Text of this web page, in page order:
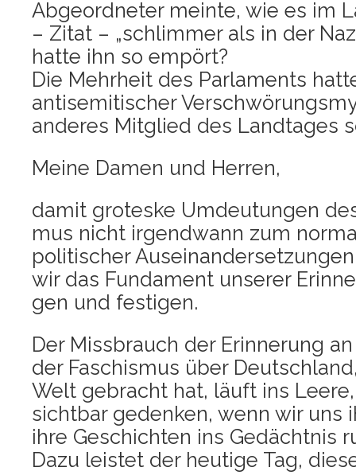
Abge­ord­ne­ter mein­te, wie es im
– Zitat – „schlim­mer als in der
hat­te ihn so empört?
Die Mehr­heit des Par­la­ments
anti­se­mi­ti­scher
ande­res Mit­glied des Land­ta­ges
Mei­ne Damen und Herren,
damit gro­tes­ke Umdeu­tun­gen
mus nicht irgend­wann zum
poli­ti­scher
wir das Fun­da­ment unse­rer
gen und festigen.
Der Miss­brauch der Erin­ne­rung
der Faschis­mus über
Welt gebracht hat, läuft ins
sicht­bar geden­ken, wenn wir uns
ihre Geschich­ten ins Gedächt­nis
Dazu leis­tet der heu­ti­ge Tag,